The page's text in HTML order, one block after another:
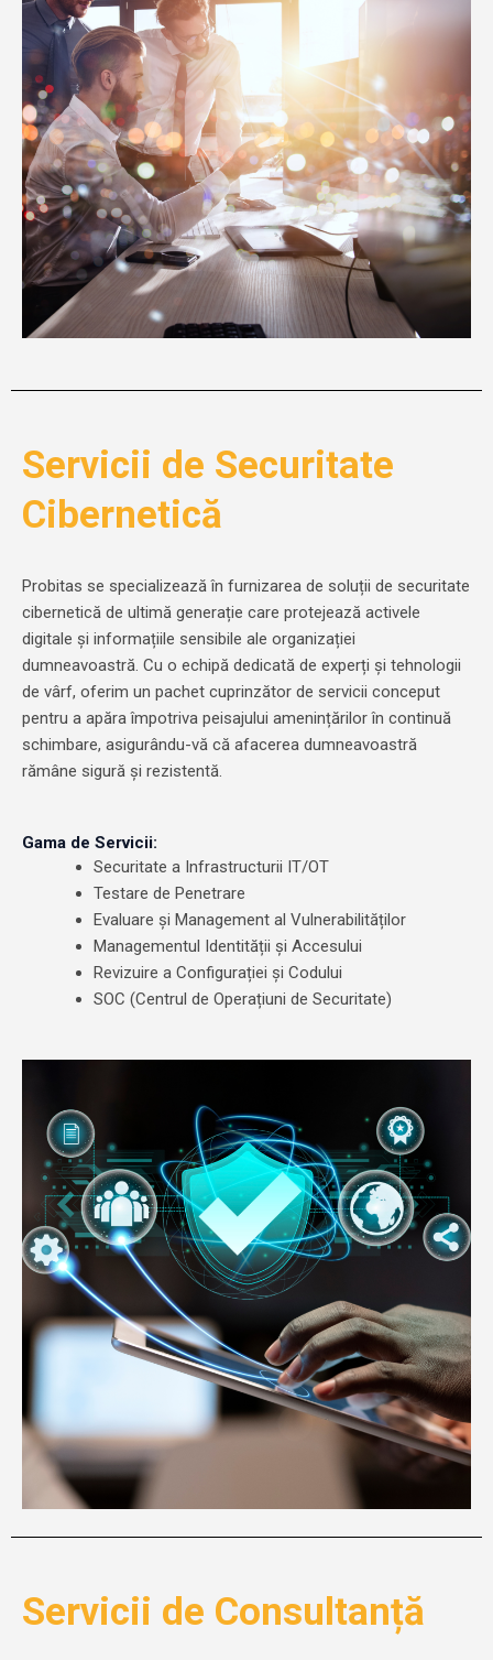
Servicii de Securitate
Cibernetică
Probitas se specializează în furnizarea de soluții de securitate
cibernetică de ultimă generație care protejează activele
digitale și informațiile sensibile ale organizației
dumneavoastră. Cu o echipă dedicată de experți și tehnologii
de vârf, oferim un pachet cuprinzător de servicii conceput
pentru a apăra împotriva peisajului amenințărilor în continuă
schimbare, asigurându-vă că afacerea dumneavoastră
rămâne sigură și rezistentă.
Gama de Servicii:
Securitate a Infrastructurii IT/OT
Testare de Penetrare
Evaluare și Management al Vulnerabilităților
Managementul Identității și Accesului
Revizuire a Configurației și Codului
SOC (Centrul de Operațiuni de Securitate)
Servicii de Consultanță